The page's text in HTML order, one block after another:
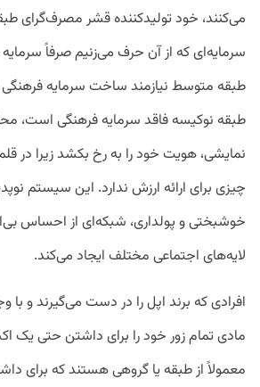
می‌کنند، خود تولیدکننده قشر مصرف‌گرای
سرمایه‌ای که از آن حرف می‌زنیم صرفاً
طبقه متوسط نیازمند ساخت سرمایه
طبقه نوکیسه فاقد سرمایه فرهنگی است،
نمایشی، هویت خود را به رخ بکشد زیرا در
چیزی برای ارائه ارزش ندارد. این سیستم
خوشبختی و پولداری، شبکه‌ای از احساس
لایه‌های اجتماعی مختلف ایجاد می‌کند.
افرادی که برند اپل را در دست می‌گیرند و با
مادی تمام زور خود را برای داشتن حتی یک
معمولاً از طبقه یا گروهی هستند که